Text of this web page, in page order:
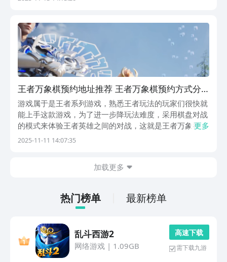
棋...
王者万象棋预约地址推荐 王者万象棋预约方式分
享
游戏属于是王者系列游戏，熟悉王者玩法的玩家们很快就
能上手这款游戏，为了进一步降玩法难度，采用棋盘对战
的模式来体验王者英雄之间的对战，这就是王者万象祺。
王者万象棋预约地址分享给想要尝试下王者新款游戏的玩
更多
2025-11-11 14:07:35
加载更多
热门榜单 最新榜单
乱斗西游2
网络游戏| 1.09GB
高 速 下 载
需下载九游